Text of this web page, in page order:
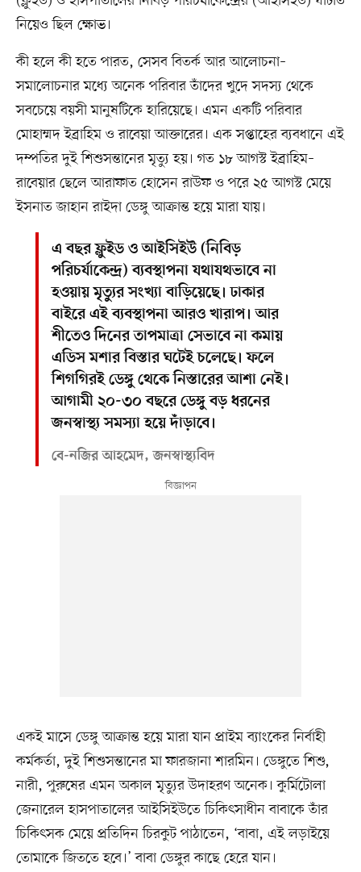
নিয়েও ছিল ক্ষোভ।
কী হলে কী হতে পারত, সেসব বিতর্ক আর আলোচনা–
সমালোচনার মধ্যে অনেক পরিবার তাঁদের খুদে সদস্য থেকে
সবচেয়ে বয়সী মানুষটিকে হারিয়েছে। এমন একটি পরিবার
মোহাম্মদ ইব্রাহিম ও রাবেয়া আক্তারের। এক সপ্তাহের ব্যবধানে এই
দম্পতির দুই শিশুসন্তানের মৃত্যু হয়। গত ১৮ আগস্ট ইব্রাহিম–
রাবেয়ার ছেলে আরাফাত হোসেন রাউফ ও পরে ২৫ আগস্ট মেয়ে
ইসনাত জাহান রাইদা ডেঙ্গু আক্রান্ত হয়ে মারা যায়।
এ বছর ফ্লুইড ও আইসিইউ (নিবিড়
পরিচর্যাকেন্দ্র) ব্যবস্থাপনা যথাযথভাবে না
হওয়ায় মৃত্যুর সংখ্যা বাড়িয়েছে। ঢাকার
বাইরে এই ব্যবস্থাপনা আরও খারাপ। আর
শীতেও দিনের তাপমাত্রা সেভাবে না কমায়
এডিস মশার বিস্তার ঘটেই চলেছে। ফলে
শিগগিরই ডেঙ্গু থেকে নিস্তারের আশা নেই।
আগামী ২০-৩০ বছরে ডেঙ্গু বড় ধরনের
জনস্বাস্থ্য সমস্যা হয়ে দাঁড়াবে।
বে-নজির আহমেদ, জনস্বাস্থ্যবিদ
একই মাসে ডেঙ্গু আক্রান্ত হয়ে মারা যান প্রাইম ব্যাংকের নির্বাহী
কর্মকর্তা, দুই শিশুসন্তানের মা ফারজানা শারমিন। ডেঙ্গুতে শিশু,
নারী, পুরুষের এমন অকাল মৃত্যুর উদাহরণ অনেক। কুর্মিটোলা
জেনারেল হাসপাতালের আইসিইউতে চিকিৎসাধীন বাবাকে তাঁর
চিকিৎসক মেয়ে প্রতিদিন চিরকুট পাঠাতেন, ‘বাবা, এই লড়াইয়ে
তোমাকে জিততে হবে।’ বাবা ডেঙ্গুর কাছে হেরে যান।